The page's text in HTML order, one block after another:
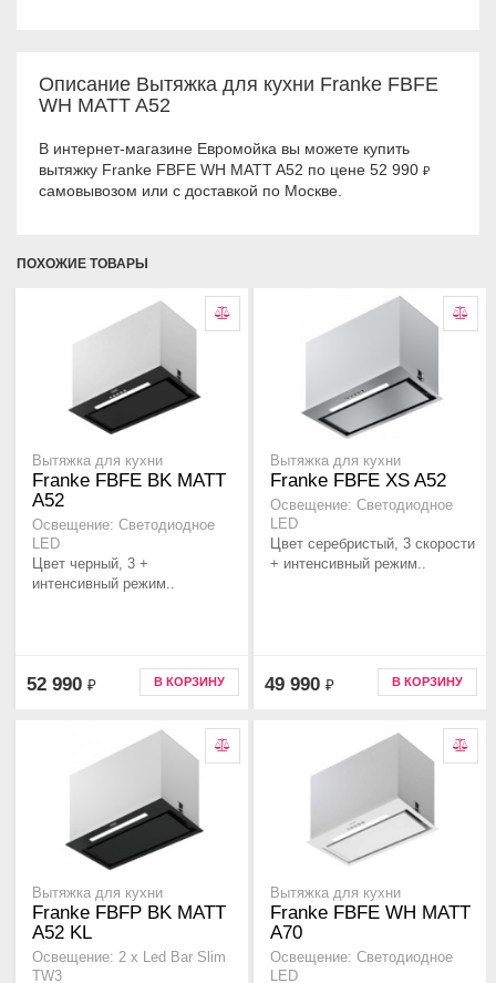
Описание Вытяжка для кухни Franke FBFE
WH MATT A52
В интернет-магазине Евромойка вы можете купить
вытяжку Franke FBFE WH MATT A52 по цене 52 990 ₽
самовывозом или с доставкой по Москве.
ПОХОЖИЕ ТОВАРЫ
Вытяжка для кухни
Franke FBFE BK MATT
A52
Освещение: Светодиодное
LED
Цвет черный, 3 +
интенсивный режим..
52 990 ₽ В КОРЗИНУ
Вытяжка для кухни
Franke FBFE XS A52
Освещение: Светодиодное
LED
Цвет серебристый, 3 скорости
+ интенсивный режим..
49 990 ₽ В КОРЗИНУ
Вытяжка для кухни
Franke FBFP BK MATT
A52 KL
Освещение: 2 х Led Bar Slim
TW3
Вытяжка для кухни
Franke FBFE WH MATT
A70
Освещение: Светодиодное
LED